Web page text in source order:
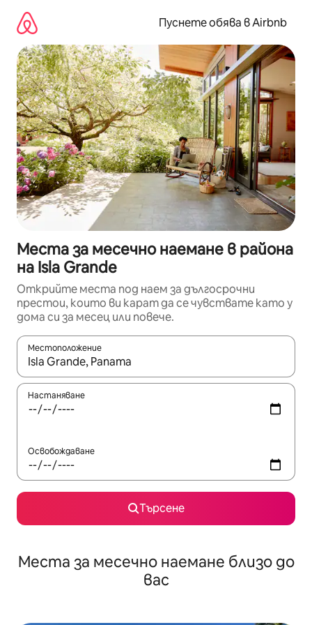
съдържанието
Пуснете обява в Airbnb
Места за месечно наемане в района
на Isla Grande
Открийте места под наем за дългосрочни
престои, които ви карат да се чувствате като у
дома си за месец или повече.
Местоположение
Когато резултатите се покажат, използвайте
Настаняване
Освобождаване
Търсене
Места за месечно наемане близо до
вас